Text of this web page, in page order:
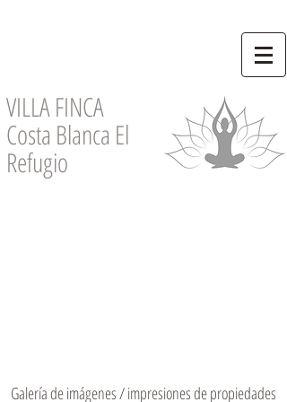
VILLA FINCA
Costa Blanca El
Refugio
Galería de imágenes / impresiones de propiedades